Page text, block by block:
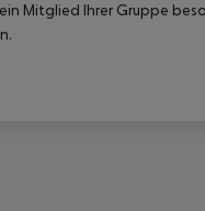
Mitglied Ihrer Gruppe